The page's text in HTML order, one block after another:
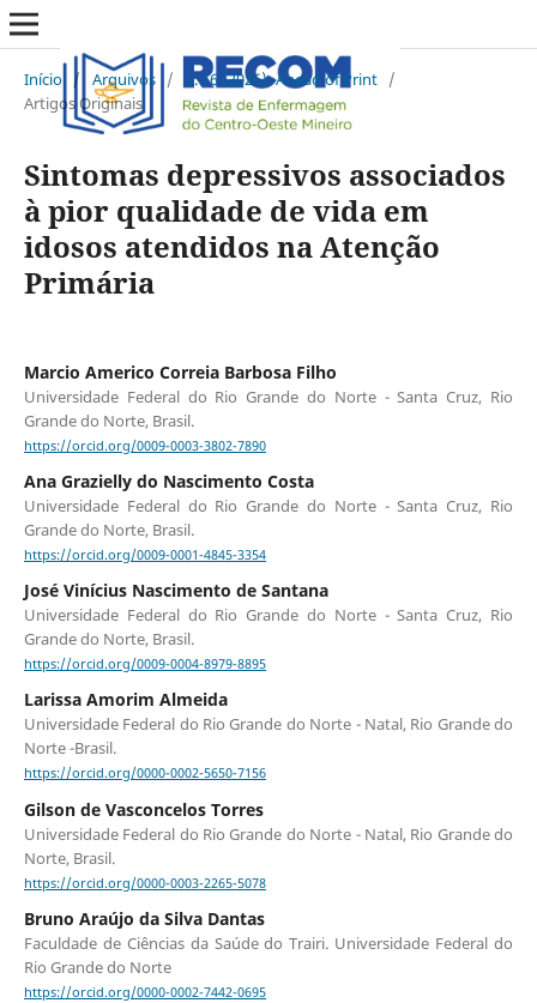
Início / Arquivos / v. 16 (2026): Ahead of Print /
Artigos Originais
Sintomas depressivos associados
à pior qualidade de vida em
idosos atendidos na Atenção
Primária
Marcio Americo Correia Barbosa Filho
Universidade Federal do Rio Grande do Norte - Santa Cruz, Rio
Grande do Norte, Brasil.
https://orcid.org/0009-0003-3802-7890
Ana Grazielly do Nascimento Costa
Universidade Federal do Rio Grande do Norte - Santa Cruz, Rio
Grande do Norte, Brasil.
https://orcid.org/0009-0001-4845-3354
José Vinícius Nascimento de Santana
Universidade Federal do Rio Grande do Norte - Santa Cruz, Rio
Grande do Norte, Brasil.
https://orcid.org/0009-0004-8979-8895
Larissa Amorim Almeida
Universidade Federal do Rio Grande do Norte - Natal, Rio Grande do
Norte -Brasil.
https://orcid.org/0000-0002-5650-7156
Gilson de Vasconcelos Torres
Universidade Federal do Rio Grande do Norte - Natal, Rio Grande do
Norte, Brasil.
https://orcid.org/0000-0003-2265-5078
Bruno Araújo da Silva Dantas
Faculdade de Ciências da Saúde do Trairi. Universidade Federal do
Rio Grande do Norte
https://orcid.org/0000-0002-7442-0695